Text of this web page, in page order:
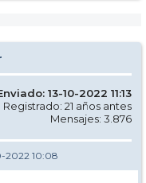
13-10-2022 11:13
Registrado: 21 años antes
Mensajes: 3.876
2022 10:08